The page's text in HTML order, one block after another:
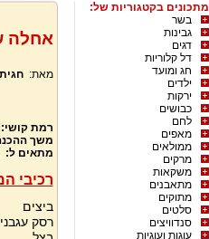
מתכונים בקטגוריות של:
בשר
גבינות
דגים
דל קלוריות
חג ומועד
ילדים
ירקות
כבושים
לחם
מאפים
ממולאים
מרקים
משקאות
מתאבנים
מתוקים
סלטים
סנדוויצים
עוגות ועוגיות
אחלה
מאת:
רמת קושי:
משך
מתאים ל:
רכיבי
ביצים
רסק